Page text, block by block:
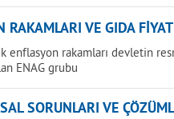
VE GIDA
enflasyon rakamları devletin
ENAG grubu
SORUNLARI VE